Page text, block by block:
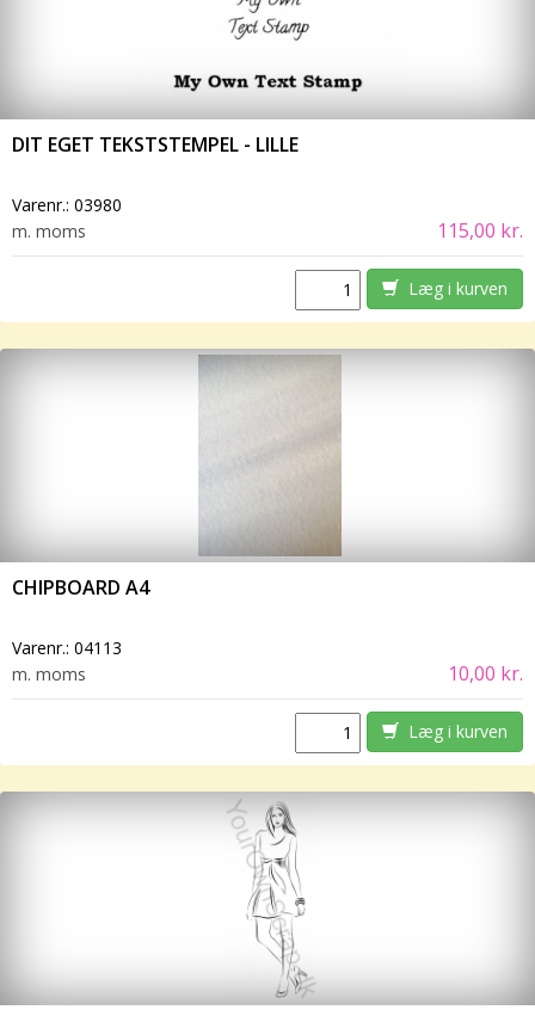
DIT EGET TEKSTSTEMPEL - LILLE
Varenr.: 03980
m. moms
115,00 kr.
Læg i kurven
CHIPBOARD A4
Varenr.: 04113
m. moms
10,00 kr.
Læg i kurven